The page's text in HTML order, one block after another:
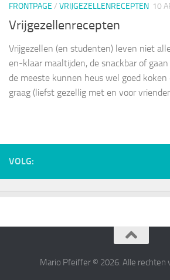
FRONTPAGE / VRIJGEZELLENRECEPTEN 10
Vrijgezellenrecepten
Vrijgezellen (en studenten) leven niet
en-klaar maaltijden, de snackbar of
de meeste kunnen heus wel goed koken
graag (liefst gezellig met en voor
VOLG:
Mario Pfeiffer © 2026. Alle rechten